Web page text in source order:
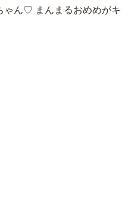
ゃん♡ まんまるおめめが